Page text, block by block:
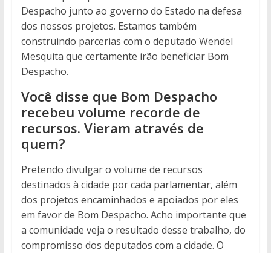
Despacho junto ao governo do Estado na defesa
dos nossos projetos. Estamos também
construindo parcerias com o deputado Wendel
Mesquita que certamente irão beneficiar Bom
Despacho.
Você disse que Bom Despacho
recebeu volume recorde de
recursos. Vieram através de
quem?
Pretendo divulgar o volume de recursos
destinados à cidade por cada parlamentar, além
dos projetos encaminhados e apoiados por eles
em favor de Bom Despacho. Acho importante que
a comunidade veja o resultado desse trabalho, do
compromisso dos deputados com a cidade. O